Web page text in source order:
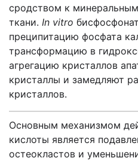
сродством к
ткани. In vitro
преципитацию фосфата
трансформацию в
агрегацию кристаллов
кристаллы и замедляют
кристаллов.
Основным механизмом
кислоты является
остеокластов и